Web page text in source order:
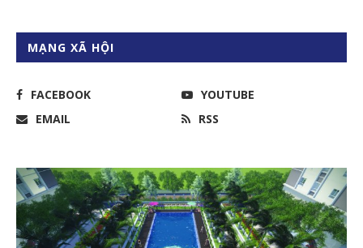
MẠNG XÃ HỘI
FACEBOOK
YOUTUBE
EMAIL
RSS